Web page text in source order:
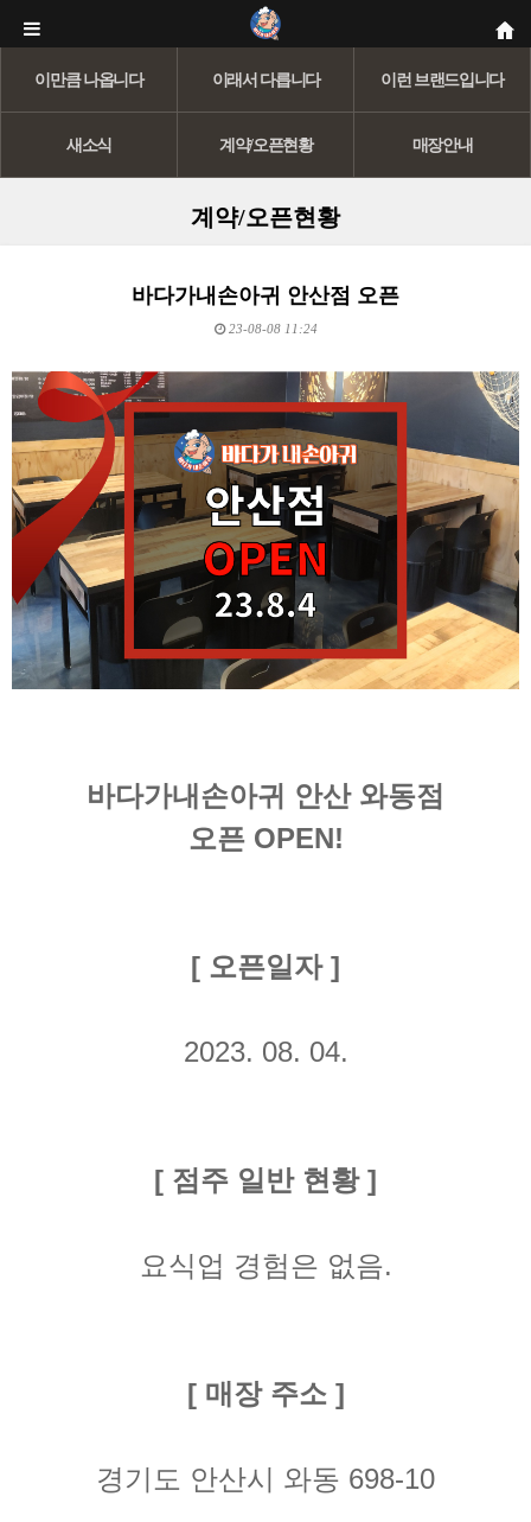
이만큼 나옵니다 이래서 다릅니다 이런 브랜드입니다
새소식 계약/오픈현황 매장안내
계약/오픈현황
바다가내손아귀 안산점 오픈
23-08-08 11:24
본문
바다가내손아귀 안산 와동점
오픈 OPEN!
[ 오픈일자 ]
2023. 08. 04.
[ 점주 일반 현황 ]
요식업 경험은 없음.
[ 매장 주소 ]
경기도 안산시 와동 698-10